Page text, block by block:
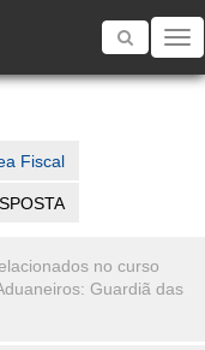
Toggle
Fiscal
no curso
Guardiã das